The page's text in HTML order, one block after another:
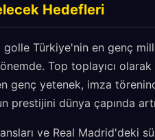
Hedefleri
golle Türkiye'nin en genç
Top toplayıcı
genç yetenek, imza
dünya çapında
ve Real Madrid'deki